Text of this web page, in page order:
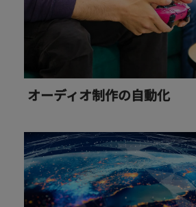
オーディオ制作の自動化